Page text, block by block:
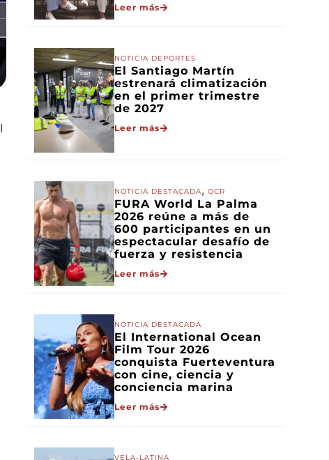
Leer más
NOTICIA DEPORTES
El Santiago Martín
estrenará climatización
en el primer trimestre
de 2027
Leer más
NOTICIA DESTACADA, OCR
FURA World La Palma
2026 reúne a más de
600 participantes en un
espectacular desafío de
fuerza y resistencia
Leer más
NOTICIA DESTACADA
El International Ocean
Film Tour 2026
conquista Fuerteventura
con cine, ciencia y
conciencia marina
Leer más
VELA-LATINA